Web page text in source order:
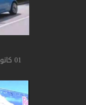
01 كانون الثاني 2013, 12:00 ص